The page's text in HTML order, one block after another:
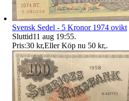
Svensk Sedel - 5 Kronor 1974 ovikt
Sluttid11 aug 19:55.
Pris:30 kr,Eller Köp nu 50 kr,.